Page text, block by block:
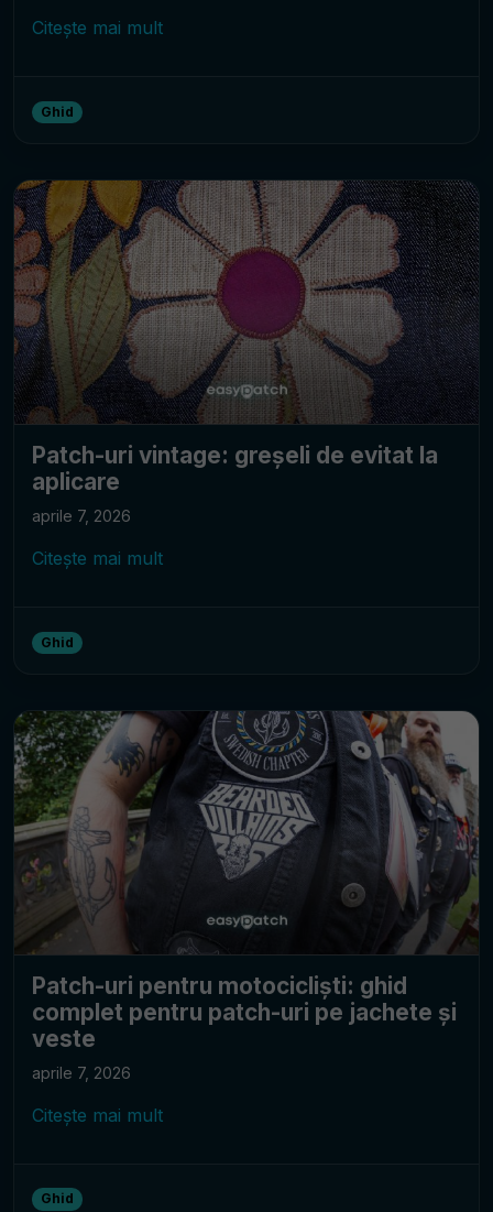
Citește mai mult
Ghid
Patch-uri vintage: greșeli de evitat la
aplicare
aprile 7, 2026
Citește mai mult
Ghid
Patch-uri pentru motocicliști: ghid
complet pentru patch-uri pe jachete și
veste
aprile 7, 2026
Citește mai mult
Ghid